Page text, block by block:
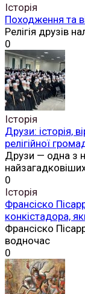
Історія
Походження та
Релігія друзів
0
Історія
Друзи: історія,
релігійної
Друзи — одна з
0
Історія
Франсіско
конкістадора,
Франсіско
водночас
0